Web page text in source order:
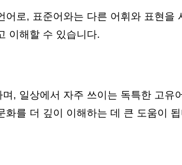
로, 표준어와는 다른 어휘와 표현을
이해할 수 있습니다.
, 일상에서 자주 쓰이는 독특한 고유
화를 더 깊이 이해하는 데 큰 도움이